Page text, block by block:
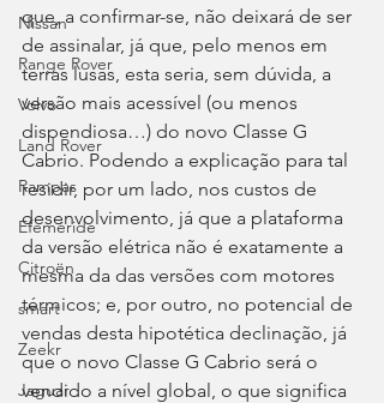
Nissan
Range Rover
Volvo
Land Rover
Rampas
Efeméride
Citroën
smart
Zeekr
Jaguar
que, a confirmar-se, não deixará de ser
de assinalar, já que, pelo menos em
terras lusas, esta seria, sem dúvida, a
versão mais acessível (ou menos
dispendiosa…) do novo Classe G
Cabrio. Podendo a explicação para tal
residir, por um lado, nos custos de
desenvolvimento, já que a plataforma
da versão elétrica não é exatamente a
mesma da das versões com motores
térmicos; e, por outro, no potencial de
vendas desta hipotética declinação, já
que o novo Classe G Cabrio será o
vendido a nível global, o que significa